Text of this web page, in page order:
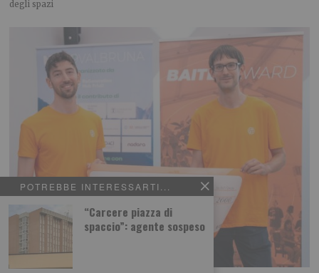
POTREBBE INTERESSARTI...
“Carcere piazza di
spaccio”: agente sospeso
degli spazi